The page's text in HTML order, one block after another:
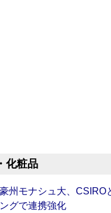
化粧品
豪州モナシュ大、CSIRO
グで連携強化